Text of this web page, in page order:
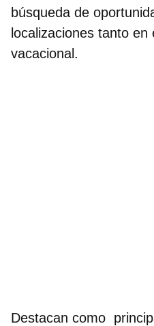
búsqueda de
localizaciones tanto
vacacional.
Destacan como